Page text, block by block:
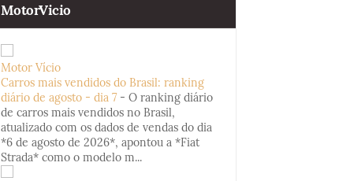
MotorVicio
Motor Vício
Carros mais vendidos do Brasil: ranking
diário de agosto - dia 7 - O ranking diário
de carros mais vendidos no Brasil,
atualizado com os dados de vendas do dia
*6 de agosto de 2026*, apontou a *Fiat
Strada* como o modelo m...